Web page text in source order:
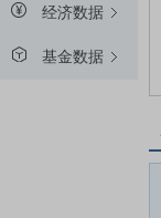
经济数据
基金数据